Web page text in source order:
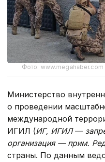
Фото: www.megahaber.com
Министерство
о проведении
международной
ИГИЛ (ИГ, ИГИЛ—
организация — прим.
страны. По данным